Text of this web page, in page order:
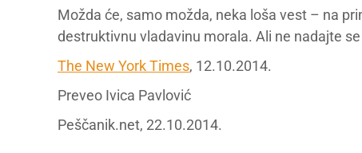
Možda će, samo možda, neka loša vest – na
destruktivnu vladavinu morala. Ali ne nadajte
The New York Times, 12.10.2014.
Preveo Ivica Pavlović
Peščanik.net, 22.10.2014.